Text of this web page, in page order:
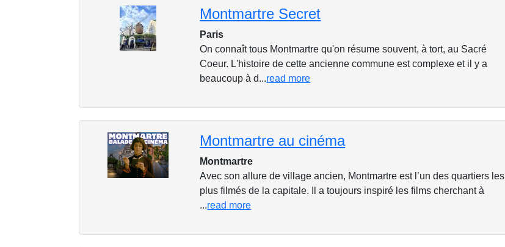
Montmartre Secret
Paris
On connaît tous Montmartre qu'on résume souvent, à tort, au Sacré
Coeur. L'histoire de cette ancienne commune est complexe et il y a
beaucoup à d...read more
Montmartre au cinéma
Montmartre
Avec son allure de village ancien, Montmartre est l’un des quartiers les
plus filmés de la capitale. Il a toujours inspiré les films cherchant à
...read more